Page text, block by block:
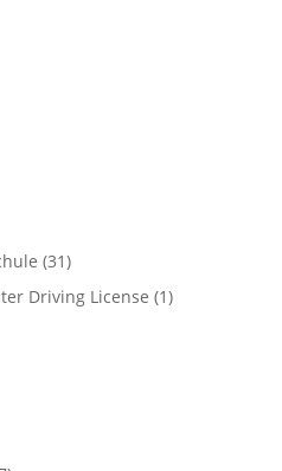
(31)
Driving License (1)